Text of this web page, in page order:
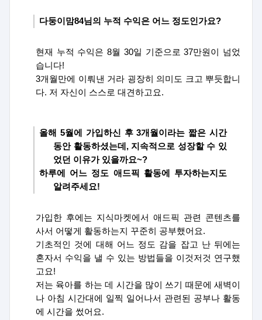
다둥이맘84님의 누적 수익은 어느 정도인가요?
현재 누적 수익은 8월 30일 기준으로 37만원이 넘었
습니다!
3개월만에 이뤄낸 거라 굉장히 의미도 크고 뿌듯합니
다. 저 자신이 스스로 대견하고요.
올해 5월에 가입하신 후3개월이라는 짧은 시간
동안 활동하셨는데 , 지속적으로 성장할 수 있
었던 이유가 있을까요~?
하루에 어느 정도 애드픽 활동에 투자하는지도
알려주세요!
가입한 후에는 지식마켓에서 애드픽 관련 콘텐츠를
사서 어떻게 활동하는지 꾸준히 공부했어요.
기초적인 것에 대해 어느 정도 감을 잡고 난 뒤에는
혼자서 수익을 낼 수 있는 방법들을 이것저것 연구했
고요!
저는 육아를 하는 데 시간을 많이 쓰기 때문에 새벽이
나 아침 시간대에 일찍 일어나서 관련된 공부나 활동
에 시간을 썼어요.